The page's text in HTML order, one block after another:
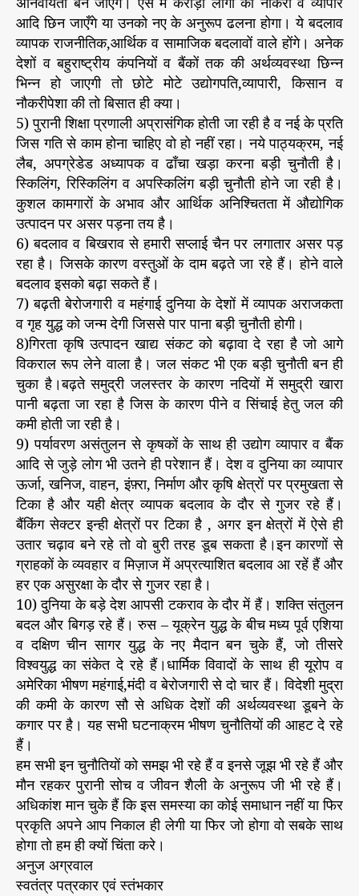
आदि छिन जाएँगे या उनको नए के अनुरूप ढलना होगा। ये बदलाव
व्यापक राजनीतिक,आर्थिक व सामाजिक बदलावों वाले होंगे। अनेक
देशों व बहुराष्ट्रीय कंपनियों व बैंकों तक की अर्थव्यवस्था छिन्न
भिन्न हो जाएगी तो छोटे मोटे उद्योगपति,व्यापारी, किसान व
नौकरीपेशा की तो बिसात ही क्या।
5) पुरानी शिक्षा प्रणाली अप्रासंगिक होती जा रही है व नई के प्रति
जिस गति से काम होना चाहिए वो हो नहीं रहा। नये पाठ्यक्रम, नई
लैब, अपग्रेडेड अध्यापक व ढाँचा खड़ा करना बड़ी चुनौती है।
स्किलिंग, रिस्किलिंग व अपस्किलिंग बड़ी चुनौती होने जा रही है।
कुशल कामगारों के अभाव और आर्थिक अनिश्चितता में औद्योगिक
उत्पादन पर असर पड़ना तय है।
6) बदलाव व बिखराव से हमारी सप्लाई चैन पर लगातार असर पड़
रहा है। जिसके कारण वस्तुओं के दाम बढ़ते जा रहे हैं। होने वाले
बदलाव इसको बढ़ा सकते हैं।
7) बढ़ती बेरोजगारी व महंगाई दुनिया के देशों में व्यापक अराजकता
व गृह युद्ध को जन्म देगी जिससे पार पाना बड़ी चुनौती होगी।
8)गिरता कृषि उत्पादन खाद्य संकट को बढ़ावा दे रहा है जो आगे
विकराल रूप लेने वाला है। जल संकट भी एक बड़ी चुनौती बन ही
चुका है।बढ़ते समुद्री जलस्तर के कारण नदियों में समुद्री खारा
पानी बढ़ता जा रहा है जिस के कारण पीने व सिंचाई हेतु जल की
कमी होती जा रही है।
9) पर्यावरण असंतुलन से कृषकों के साथ ही उद्योग व्यापार व बैंक
आदि से जुड़े लोग भी उतने ही परेशान हैं। देश व दुनिया का व्यापार
ऊर्जा, खनिज, वाहन, इंफ़्रा, निर्माण और कृषि क्षेत्रों पर प्रमुखता से
टिका है और यही क्षेत्र व्यापक बदलाव के दौर से गुजर रहे हैं।
बैंकिंग सेक्टर इन्ही क्षेत्रों पर टिका है , अगर इन क्षेत्रों में ऐसे ही
उतार चढ़ाव बने रहे तो वो बुरी तरह डूब सकता है।इन कारणों से
ग्राहकों के व्यवहार व मिज़ाज में अप्रत्याशित बदलाव आ रहें हैं और
हर एक असुरक्षा के दौर से गुजर रहा है।
10) दुनिया के बड़े देश आपसी टकराव के दौर में हैं। शक्ति संतुलन
बदल और बिगड़ रहे हैं। रुस – यूक्रेन युद्ध के बीच मध्य पूर्व एशिया
व दक्षिण चीन सागर युद्ध के नए मैदान बन चुके हैं, जो तीसरे
विश्वयुद्ध का संकेत दे रहे हैं।धार्मिक विवादों के साथ ही यूरोप व
अमेरिका भीषण महंगाई,मंदी व बेरोजगारी से दो चार हैं। विदेशी मुद्रा
की कमी के कारण सौ से अधिक देशों की अर्थव्यवस्था डूबने के
कगार पर है। यह सभी घटनाक्रम भीषण चुनौतियों की आहट दे रहे
हैं।
हम सभी इन चुनौतियों को समझ भी रहे हैं व इनसे जूझ भी रहे हैं और
मौन रहकर पुरानी सोच व जीवन शैली के अनुरूप जी भी रहे हैं।
अधिकांश मान चुके हैं कि इस समस्या का कोई समाधान नहीं या फिर
प्रकृति अपने आप निकाल ही लेगी या फिर जो होगा वो सबके साथ
होगा तो हम ही क्यों चिंता करे।
अनुज अग्रवाल
स्वतंत्र पत्रकार एवं स्तंभकार